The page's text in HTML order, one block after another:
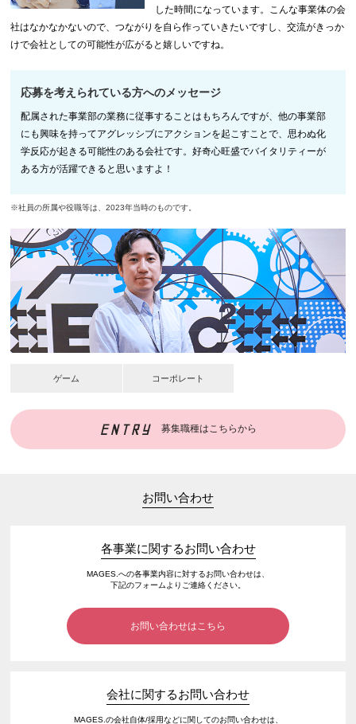
した時間になっています。こんな事業体の会
社はなかなかないので、つながりを自ら作っていきたいですし、交流がきっか
けで会社としての可能性が広がると嬉しいですね。
応募を考えられている方へのメッセージ
配属された事業部の業務に従事することはもちろんですが、他の事業部
にも興味を持ってアグレッシブにアクションを起こすことで、思わぬ化
学反応が起きる可能性のある会社です。好奇心旺盛でバイタリティーが
ある方が活躍できると思いますよ！
※社員の所属や役職等は、2023年当時のものです。
ゲーム コーポレート
ENTRY 募集職種はこちらから
お問い合わせ
各事業に関するお問い合わせ
MAGES.への各事業内容に対するお問い合わせは、
下記のフォームよりご連絡ください。
お問い合わせはこちら
会社に関するお問い合わせ
MAGES.の会社自体/採用などに関してのお問い合わせは、